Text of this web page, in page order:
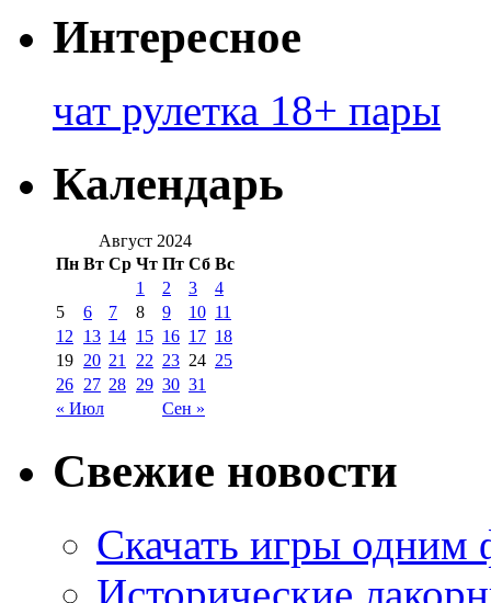
Интересное
чат рулетка 18+ пары
Календарь
Август 2024
Пн Вт Ср Чт Пт Сб Вс
« Июл Сен »
1 2 3
4
5
6 7 8 9 10 11
12 13 14 15 16 17 18
19 20 21 22 23 24 25
26 27 28 29 30 31
Свежие новости
Скачать игры одним